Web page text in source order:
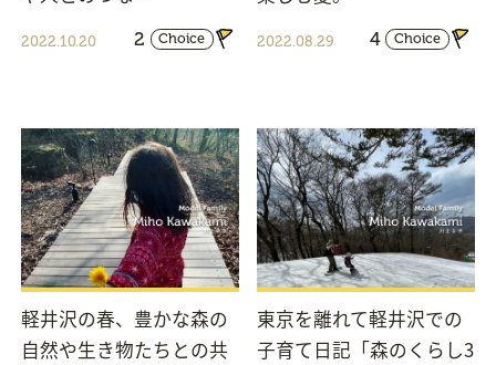
2022.10.20 2 Choice 2022.08.29 4 Choice
軽井沢の春、豊かな森の
自然や生き物たちとの共
東京を離れて軽井沢での
子育て日記「森のくらし3